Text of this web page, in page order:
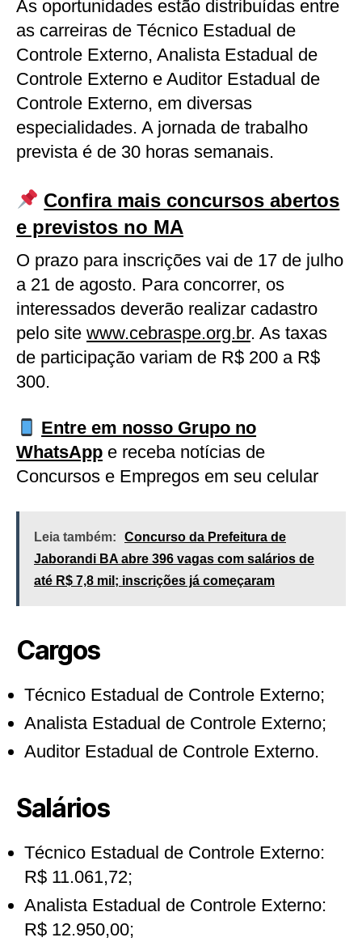
As oportunidades estão distribuídas entre
as carreiras de Técnico Estadual de
Controle Externo, Analista Estadual de
Controle Externo e Auditor Estadual de
Controle Externo, em diversas
especialidades. A jornada de trabalho
prevista é de 30 horas semanais.
Confira mais concursos abertos
e previstos no MA
O prazo para inscrições vai de 17 de julho
a 21 de agosto. Para concorrer, os
interessados deverão realizar cadastro
pelo site www.cebraspe.org.br. As taxas
de participação variam de R$ 200 a R$
300.
Entre em nosso Grupo no
WhatsApp e receba notícias de
Concursos e Empregos em seu celular
Leia também:
Concurso da Prefeitura de
Jaborandi BA abre 396 vagas com salários de
até R$ 7,8 mil; inscrições já começaram
Cargos
Técnico Estadual de Controle Externo;
Analista Estadual de Controle Externo;
Auditor Estadual de Controle Externo.
Salários
Técnico Estadual de Controle Externo:
R$ 11.061,72;
Analista Estadual de Controle Externo:
R$ 12.950,00;